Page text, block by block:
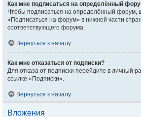
Как мне подписаться на определённый
Чтобы подписаться на определённый форум,
«Подписаться на форум» в нижней части
соответствующего форума.
Вернуться к началу
Как мне отказаться от подписки?
Для отказа от подписки перейдите в личный
ссылке «Подписки».
Вернуться к началу
Вложения